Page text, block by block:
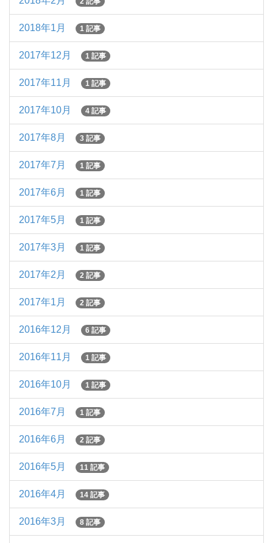
2018年1月 1 記事
2017年12月 1 記事
2017年11月 1 記事
2017年10月 4 記事
2017年8月 3 記事
2017年7月 1 記事
2017年6月 1 記事
2017年5月 1 記事
2017年3月 1 記事
2017年2月 2 記事
2017年1月 2 記事
2016年12月 6 記事
2016年11月 1 記事
2016年10月 1 記事
2016年7月 1 記事
2016年6月 2 記事
2016年5月 11 記事
2016年4月 14 記事
2016年3月 8 記事